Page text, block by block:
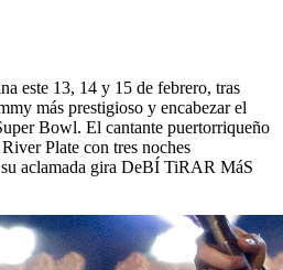
este 13, 14 y 15 de febrero, tras
más prestigioso y encabezar el
Bowl. El cantante puertorriqueño
Plate con tres noches
aclamada gira DeBÍ TiRAR MáS